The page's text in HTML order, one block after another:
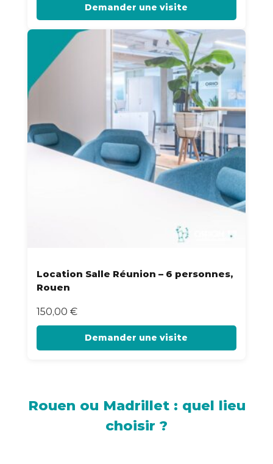
Demander une visite
Location Salle Réunion – 6 personnes,
Rouen
150,00 €
Demander une visite
Rouen ou Madrillet : quel lieu
choisir ?